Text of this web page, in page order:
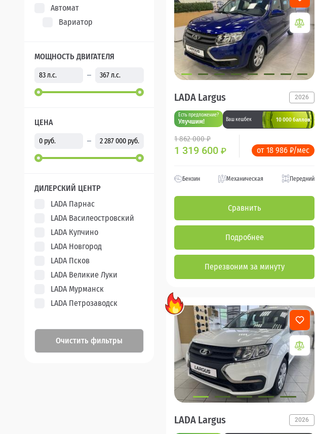
Автомат
Вариатор
МОЩНОСТЬ ДВИГАТЕЛЯ
ЦЕНА
ДИЛЕРСКИЙ ЦЕНТР
LADA Парнас
LADA Василеостровский
LADA Купчино
LADA Новгород
LADA Псков
LADA Великие Луки
LADA Мурманск
LADA Петрозаводск
Очистить фильтры
LADA Largus 2026
Есть предложение?
Улучшим! Ваш кешбек 10 000 баллов
1 862 000 ₽
1 319 600 ₽ от 18 986 ₽/мес
Бензин Механическая Передний
Сравнить
Подробнее
Перезвоним за минуту
LADA Largus 2026